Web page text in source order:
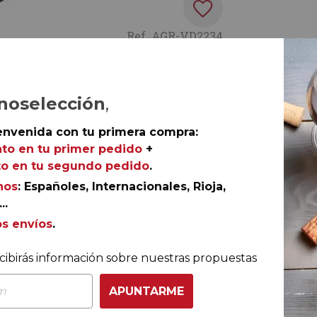
Ref.AGR-VD2234
del Duero. Sus vinos muestran la cara más
materia prima y una elaboración lenta y
Especial 2017, elaborado sólo para nosotros a partir
calidad excepcional. Un ‘ribera’ que busca la
,
con tu primera compra:
en tu primer pedido+
en tu segundo pedido.
: Españoles, Internacionales, Rioja,
envíos.
información sobre nuestras propuestas
APUNTARME